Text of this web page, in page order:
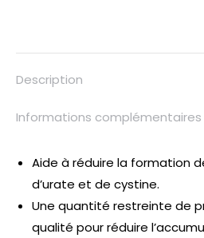
Description
Informations complémentaires
Aide à réduire la formation
d’urate et de cystine.
Une quantité restreinte de
qualité pour réduire